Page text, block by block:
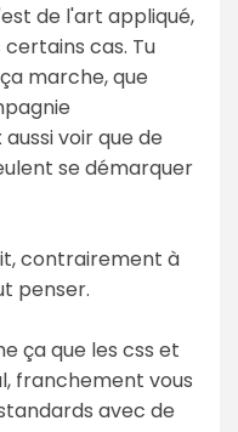
de l'art appliqué,
cas. Tu
marche, que
voir que de
se démarquer
contrairement à
penser.
ça que les css et
franchement vous
avec de